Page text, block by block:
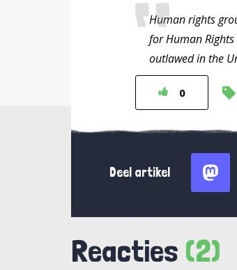
Human rights
for Human
outlawed in the
0
Deel artikel
Reacties (2)